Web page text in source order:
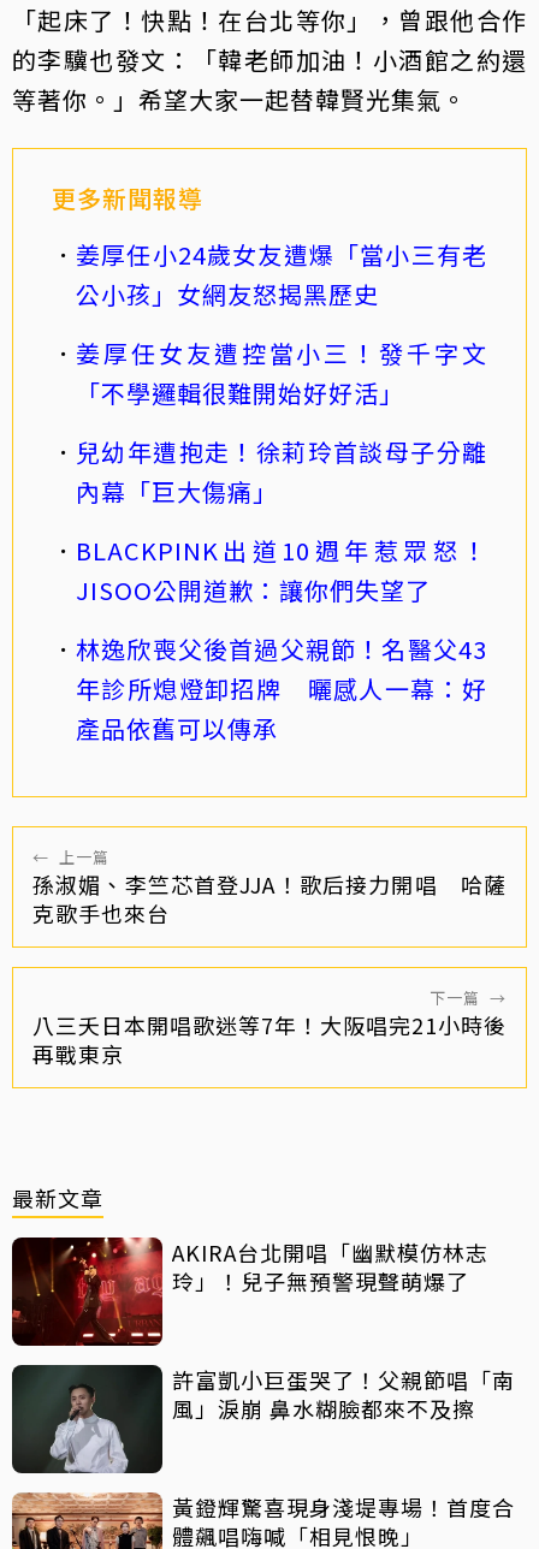
「起床了！快點！在台北等你」，曾跟他合作
的李驥也發文：「韓老師加油！小酒館之約還
等著你。」希望大家一起替韓賢光集氣。
更多新聞報導
姜厚任小24歲女友遭爆「當小三有老
公小孩」女網友怒揭黑歷史
姜厚任女友遭控當小三！發千字文
「不學邏輯很難開始好好活」
兒幼年遭抱走！徐莉玲首談母子分離
內幕「巨大傷痛」
BLACKPINK出道10週年惹眾怒！
JISOO公開道歉：讓你們失望了
林逸欣喪父後首過父親節！名醫父43
年診所熄燈卸招牌 曬感人一幕：好
產品依舊可以傳承
← 上一篇
孫淑媚、李竺芯首登JJA！歌后接力開唱 哈薩
克歌手也來台
下一篇 →
八三夭日本開唱歌迷等7年！大阪唱完21小時後
再戰東京
最新文章
AKIRA台北開唱「幽默模仿林志
玲」！兒子無預警現聲萌爆了
許富凱小巨蛋哭了！父親節唱「南
風」淚崩 鼻水糊臉都來不及擦
黃鐙輝驚喜現身淺堤專場！首度合
體飆唱嗨喊「相見恨晚」